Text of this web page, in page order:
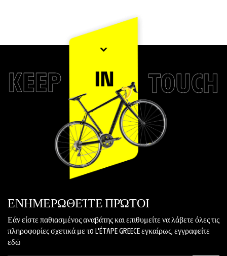
ΕΝΗΜΕΡΩΘΕΊΤΕ ΠΡΏΤΟΙ
Εάν είστε παθιασμένος αναβάτης και επιθυμείτε να λάβετε όλες τις
πληροφορίες σχετικά με τo L'ÉTAPE GREECE εγκαίρως, εγγραφείτε
εδώ